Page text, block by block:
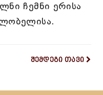
ჩემნი ერისა
შემდეგი თავი